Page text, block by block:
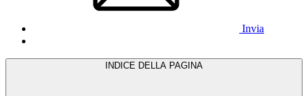
Invia
INDICE DELLA PAGINA